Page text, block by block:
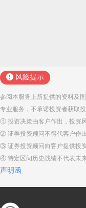
风险提示
参阅本服务上所提供的资料及
专业服务，不承诺投资者获取
① 投资决策由客户作出，投资
② 证券投资顾问不得代客户作出
③ 证券投资顾问向客户提供投
④ 特定区间历史战绩不代表未
声明函